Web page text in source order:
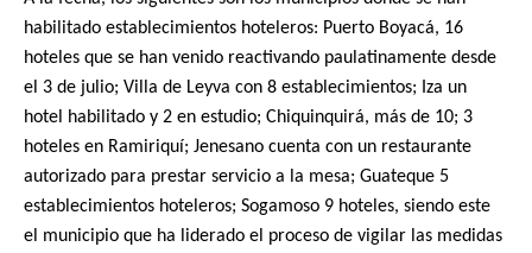
habilitado establecimientos hoteleros: Puerto Boyacá, 16
hoteles que se han venido reactivando paulatinamente desde
el 3 de julio; Villa de Leyva con 8 establecimientos; Iza un
hotel habilitado y 2 en estudio; Chiquinquirá, más de 10; 3
hoteles en Ramiriquí; Jenesano cuenta con un restaurante
autorizado para prestar servicio a la mesa; Guateque 5
establecimientos hoteleros; Sogamoso 9 hoteles, siendo este
el municipio que ha liderado el proceso de vigilar las medidas